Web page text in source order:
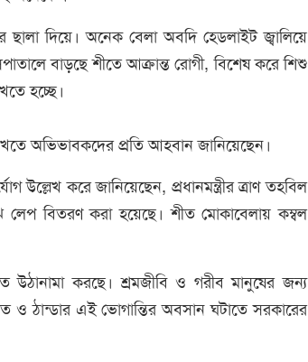
দিয়ে। অনেক বেলা অবদি হেডলাইট জ্বালিয়ে
বাড়ছে শীতে আক্রান্ত রোগী, বিশেষ করে শিশু
হচ্ছে।
অভিভাবকদের প্রতি আহবান জানিয়েছেন।
করে জানিয়েছেন, প্রধানমন্ত্রীর ত্রাণ তহবিল
লেপ বিতরণ করা হয়েছে। শীত মোকাবেলায় কম্বল
উঠানামা করছে। শ্রমজীবি ও গরীব মানুষের জন্য
ও ঠান্ডার এই ভোগান্তির অবসান ঘটাতে সরকারের